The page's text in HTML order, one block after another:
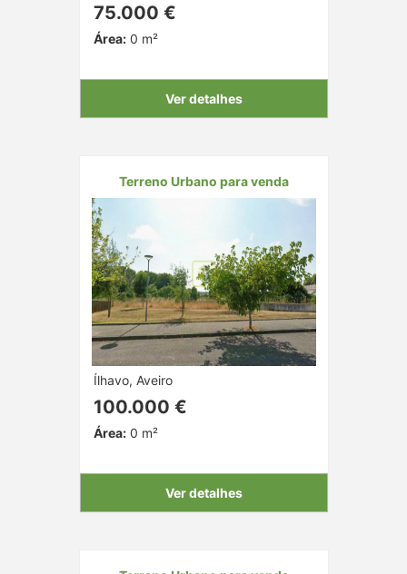
75.000 €
Área:0 m²
Ver detalhes
Terreno Urbano para venda
Ílhavo, Aveiro
100.000 €
Área:0 m²
Ver detalhes